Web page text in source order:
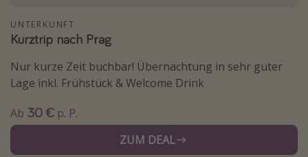
Sri Lanka Rundreise
Alle Reisethemen
UNTERKUNFT
Kurztrip nach Prag
Nur kurze Zeit buchbar! Übernachtung in sehr guter
Lage inkl. Frühstück & Welcome Drink
Ab 30 € p. P.
ZUM DEAL